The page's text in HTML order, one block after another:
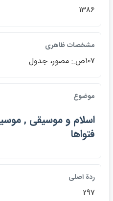
1386
مشخصات ظاهري
107ص.: مصور، جدول
موضوع
اسلام و موسيقي ,
فتواها
ردة اصلي
297